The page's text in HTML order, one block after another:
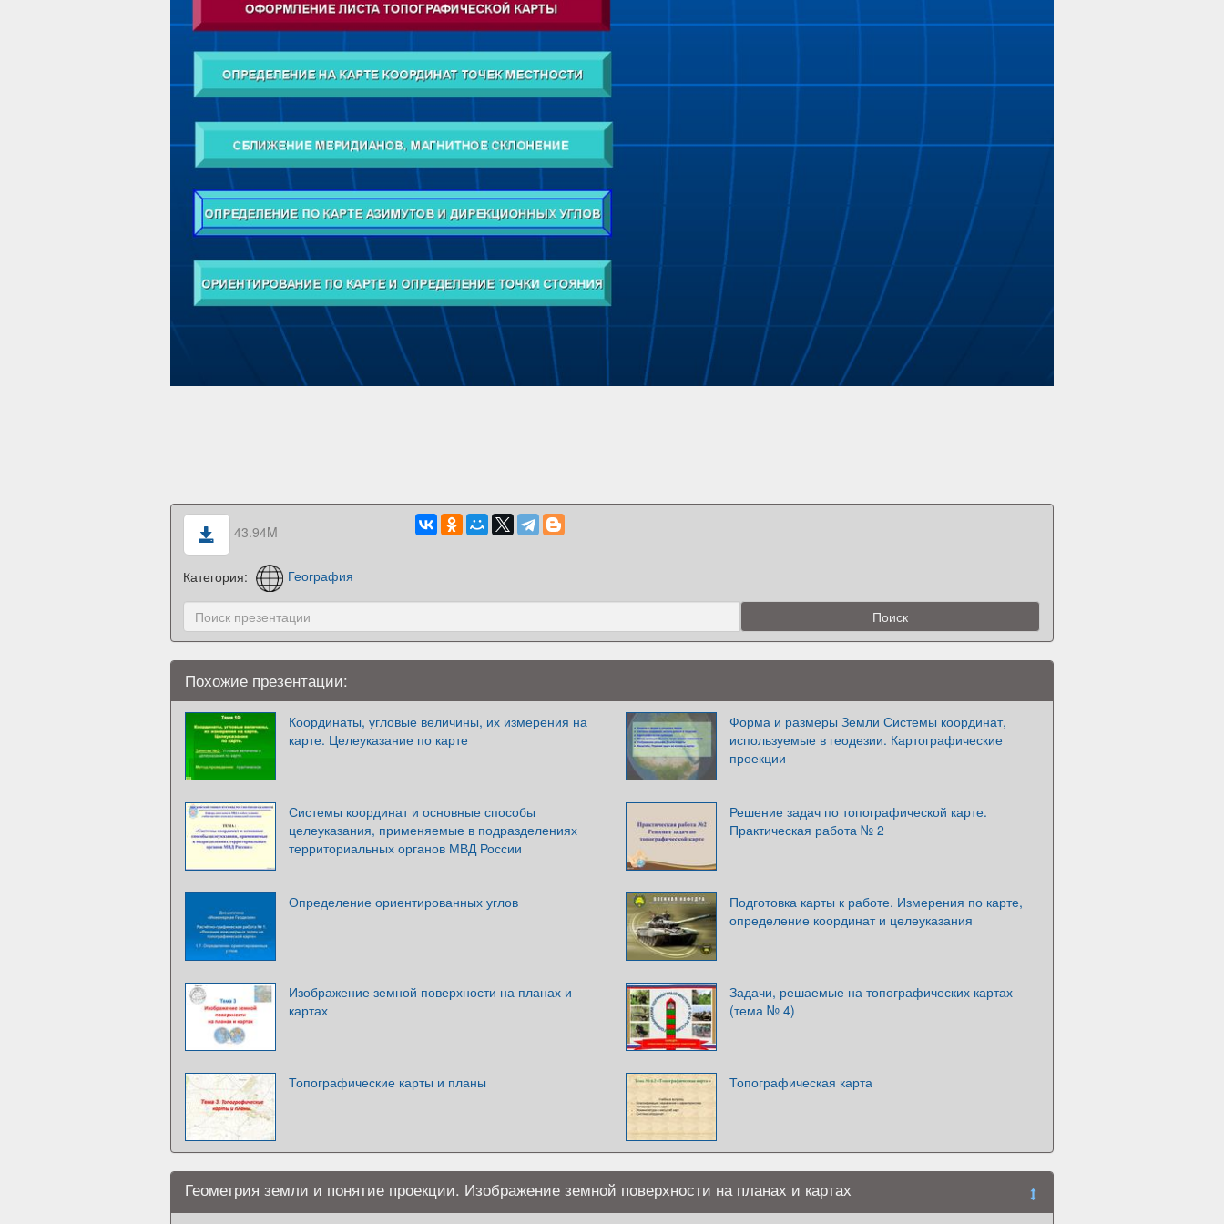
43.94M
Категория: География
Похожие презентации:
Координаты, угловые величины, их измерения на
карте. Целеуказание по карте
Форма и размеры Земли Системы координат,
используемые в геодезии. Картографические
проекции
Системы координат и основные способы
целеуказания, применяемые в подразделениях
территориальных органов МВД России
Решение задач по топографической карте.
Практическая работа № 2
Определение ориентированных углов
Подготовка карты к работе. Измерения по карте,
определение координат и целеуказания
Изображение земной поверхности на планах и
картах
Задачи, решаемые на топографических картах
(тема № 4)
Топографические карты и планы Топографическая карта
Геометрия земли и понятие проекции. Изображение земной поверхности на планах и картах